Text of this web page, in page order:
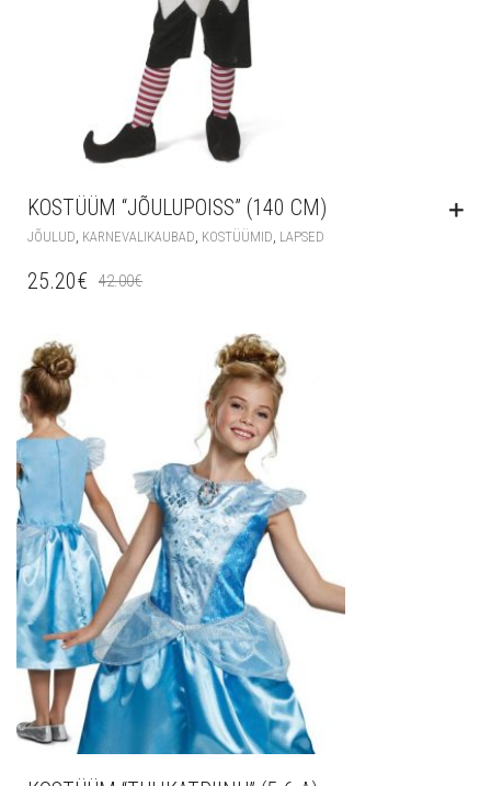
KOSTÜÜM “JÕULUPOISS” (140 CM)
JÕULUD, KARNEVALIKAUBAD, KOSTÜÜMID, LAPSED
42.00€
25.20€